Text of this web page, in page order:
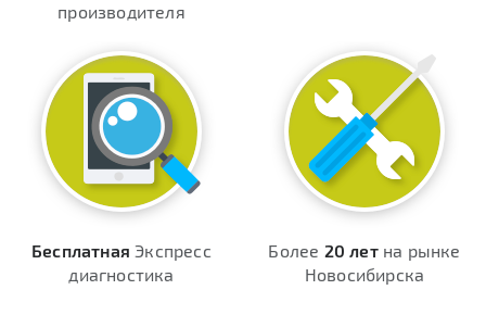
производителя
Бесплатная Экспресс
диагностика
Более 20 летна рынке
Новосибирска